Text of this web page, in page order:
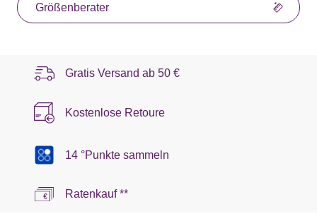
Größenberater
Gratis Versand ab 50 €
Kostenlose Retoure
14 °Punkte sammeln
Ratenkauf **